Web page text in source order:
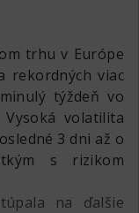
sa predávali za
trhu v Európe
rekordných viac
týždeň vo
volatilita
3 dni až o
s rizikom
na ďalšie